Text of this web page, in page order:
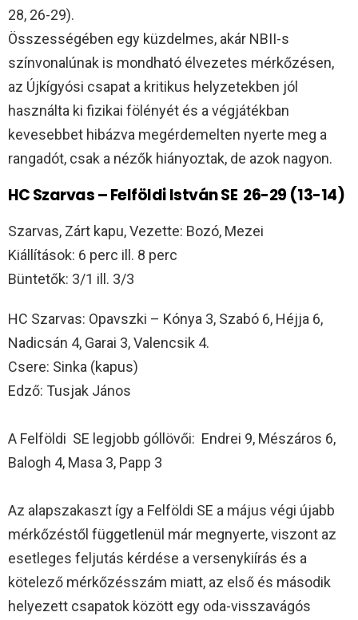
28, 26-29).
Összességében egy küzdelmes, akár NBII-s
színvonalúnak is mondható élvezetes mérkőzésen,
az Újkígyósi csapat a kritikus helyzetekben jól
használta ki fizikai fölényét és a végjátékban
kevesebbet hibázva megérdemelten nyerte meg a
rangadót, csak a nézők hiányoztak, de azok nagyon.
HC Szarvas – Felföldi István SE 26-29 (13-14)
Szarvas, Zárt kapu, Vezette: Bozó, Mezei
Kiállítások: 6 perc ill. 8 perc
Büntetők: 3/1 ill. 3/3
HC Szarvas: Opavszki – Kónya 3, Szabó 6, Héjja 6,
Nadicsán 4, Garai 3, Valencsik 4.
Csere: Sinka (kapus)
Edző: Tusjak János
A Felföldi SE legjobb góllövői: Endrei 9, Mészáros 6,
Balogh 4, Masa 3, Papp 3
Az alapszakaszt így a Felföldi SE a május végi újabb
mérkőzéstől függetlenül már megnyerte, viszont az
esetleges feljutás kérdése a versenykiírás és a
kötelező mérkőzésszám miatt, az első és második
helyezett csapatok között egy oda-visszavágós